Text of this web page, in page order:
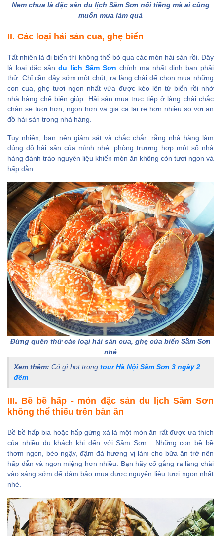
Nem chua là đặc sản du lịch Sầm Sơn nổi tiếng mà ai cũng
muốn mua làm quà
II. Các loại hải sản cua, ghẹ biển
Tất nhiên là đi biển thì không thể bỏ qua các món hải sản rồi. Đây
là loại đặc sản du lịch Sầm Sơn chính mà nhất định bạn phải
thử. Chỉ cần dậy sớm một chút, ra làng chài để chọn mua những
con cua, ghẹ tươi ngon nhất vừa được kéo lên từ biển rồi nhờ
nhà hàng chế biến giúp. Hải sản mua trực tiếp ở làng chài chắc
chắn sẽ tươi hơn, ngon hơn và giá cả lại rẻ hơn nhiều so với ăn
đồ hải sản trong nhà hàng.
Tuy nhiên, bạn nên giám sát và chắc chắn rằng nhà hàng làm
đúng đồ hải sản của mình nhé, phòng trường hợp một số nhà
hàng đánh tráo nguyên liệu khiến món ăn không còn tươi ngon và
hấp dẫn.
Đừng quên thử các loại hải sản cua, ghẹ của biển Sầm Sơn
nhé
Xem thêm: Có gì hot trong tour Hà Nội Sầm Sơn 3 ngày 2
đêm
III. Bề bề hấp - món đặc sản du lịch Sầm Sơn
không thể thiếu trên bàn ăn
Bề bề hấp bia hoặc hấp gừng xả là một món ăn rất được ưa thích
của nhiều du khách khi đến với Sầm Sơn. Những con bề bề
thơm ngon, béo ngậy, đậm đà hương vị làm cho bữa ăn trở nên
hấp dẫn và ngon miệng hơn nhiều. Bạn hãy cố gắng ra làng chài
vào sáng sớm để đảm bảo mua được nguyên liệu tươi ngon nhất
nhé.